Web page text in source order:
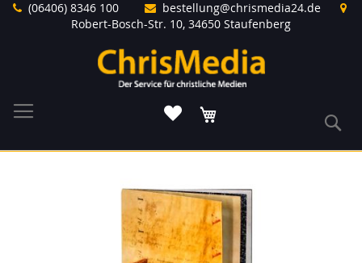
Direkt(06406) 8346 100
bestellung@chrismedia24.de
Robert-Bosch-Str. 10, 34650 Staufenberg